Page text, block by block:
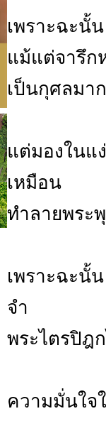
เพราะฉะนั้
แม้แต่จารึก
เป็นกุศลมาก
แต่มองในแ
เหมือน
ทำลายพระ
เพราะฉะนั้
จำ
พระไตรปิฎ
ความมั่นใจ